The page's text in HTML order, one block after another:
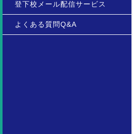
登下校メール配信サービス
よくある質問Q&A